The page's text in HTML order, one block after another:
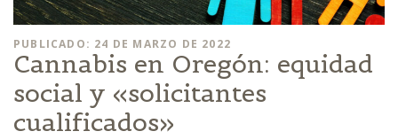
PUBLICADO: 24 DE MARZO DE 2022
Cannabis en Oregón: equidad
social y «solicitantes
cualificados»